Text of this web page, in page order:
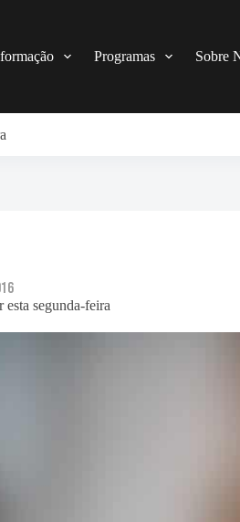
Programas Sobre
esta segunda-feira